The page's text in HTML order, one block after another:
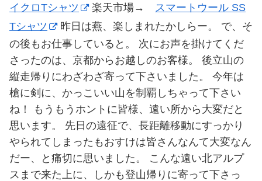
イクロTシャツ
楽天市場→
スマートウール SS
Tシャツ
昨日は燕、楽しまれたかしらー。 で、そ
の後もお仕事していると。 次にお声を掛けてくだ
さったのは、京都からお越しのお客様。 後立山の
縦走帰りにわざわざ寄って下さいました。 今年は
槍に剣に、かっこいい山を制覇しちゃって下さい
ね！ もうもうホントに皆様、遠い所から大変だと
思います。 先日の遠征で、長距離移動にすっかり
やられてしまったもおすけは皆さんなんて大変なん
だー、と痛切に思いました。 こんな遠い北アルプ
スまで来た上に、しかも登山帰りに寄って下さっ